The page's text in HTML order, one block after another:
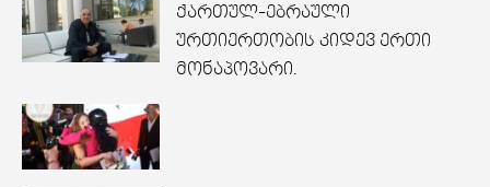
ქართულ-ებრაული
ურთიერთობის კიდევ ერთი
მონაპოვარი.